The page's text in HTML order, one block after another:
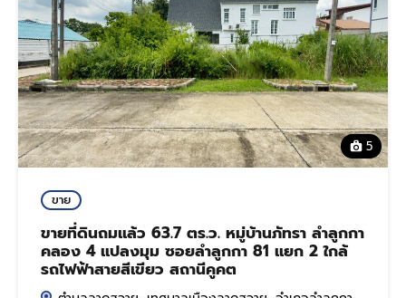
5
ขาย
ขายที่ดินถมแล้ว 63.7 ตร.ว. หมู่บ้านภัทรา ลำลูกกา
คลอง 4 แปลงมุม ซอยลำลูกกา 81 แยก 2 ใกล้
รถไฟฟ้าสายสีเขียว สถานีคูคต